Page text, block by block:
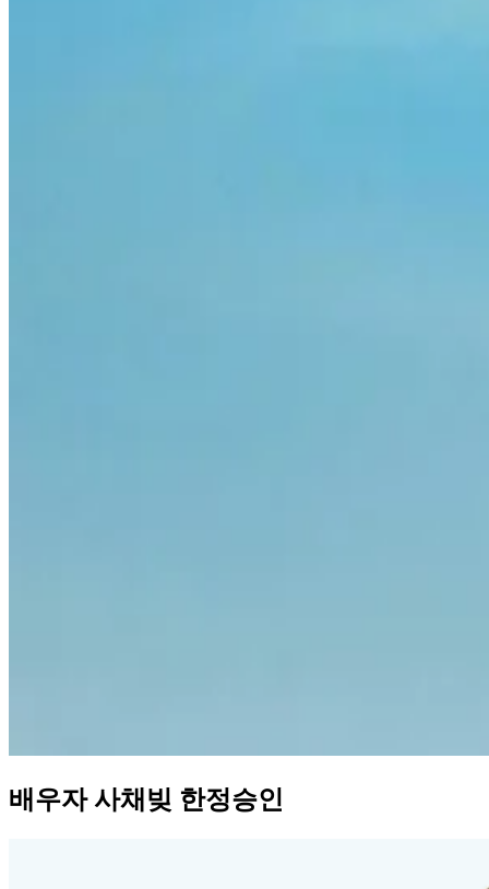
배우자 사채빚 한정승인